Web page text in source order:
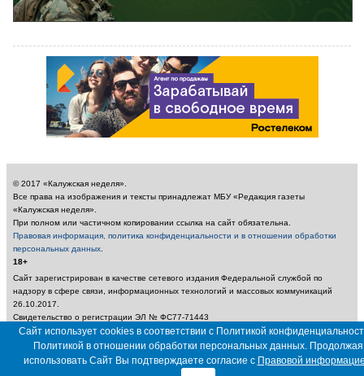
© 2017 «Калужская неделя».
Все права на изображения и тексты принадлежат МБУ «Редакция газеты
«Калужская неделя».
При полном или частичном копировании ссылка на сайт обязательна.
Правовая информация, политика конфиденциальности и в отношении обработки
персональных данных
18+
Сайт зарегистрирован в качестве сетевого издания Федеральной службой по
надзору в сфере связи, информационных технологий и массовых коммуникаций
26.10.2017.
Свидетельство о регистрации ЭЛ № ФС77-71443
Учредитель: Муниципальное бюджетное учреждение «Редакция газеты «Калужская
неделя»
Главный редактор: Амбарцумян А. Ю. / Электронный адрес редакции:
nedelya_kaluga@adm.kaluga.ru / Телефон редакции: 400-424
Сайт использует cookies в соответствии с Политикой
Политикой в отношении обработки персональных данных. Продолжая
использовать Сайт Вы подтверждаете согласие с Правовой